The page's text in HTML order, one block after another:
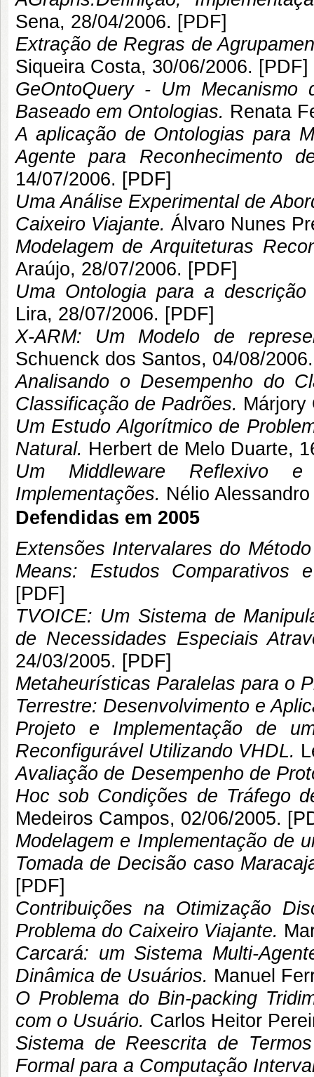
Sena, 28/04/2006. [PDF]
Extração de Regras de
Siqueira Costa, 30/06/2006. [PDF]
GeOntoQuery - Um
Baseado em Ontologias. Renata
A aplicação de Ontologias para
Agente para Reconhecimento
14/07/2006. [PDF]
Uma Análise Experimental de
Caixeiro Viajante. Álvaro Nunes
Modelagem de Arquiteturas
Araújo, 28/07/2006. [PDF]
Uma Ontologia para a
Lira, 28/07/2006. [PDF]
X-ARM: Um Modelo de
Schuenck dos Santos, 04/08/
Analisando o Desempenho do
Classificação de Padrões. Márjory
Um Estudo Algorítmico de
Natural. Herbert de Melo Duarte,
Um Middleware Reflexivo
Implementações. Nélio
Defendidas em 2005
Extensões Intervalares do
Means: Estudos Comparativos
[PDF]
TVOICE: Um Sistema de
de Necessidades Especiais
24/03/2005. [PDF]
Metaheurísticas Paralelas para o
Terrestre: Desenvolvimento e
Projeto e Implementação de
Reconfigurável Utilizando VHDL.
Avaliação de Desempenho de
Hoc sob Condições de Tráfego
Medeiros Campos, 02/06/2005. [
Modelagem e Implementação de
Tomada de Decisão caso
[PDF]
Contribuições na Otimização
Problema do Caixeiro Viajante.
Carcará: um Sistema Multi-
Dinâmica de Usuários. Manuel
O Problema do Bin-packing
com o Usuário. Carlos Heitor
Sistema de Reescrita de
Formal para a Computação